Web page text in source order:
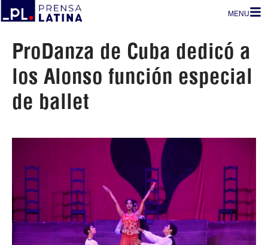
MENU
ProDanza de Cuba dedicó a
los Alonso función especial
de ballet